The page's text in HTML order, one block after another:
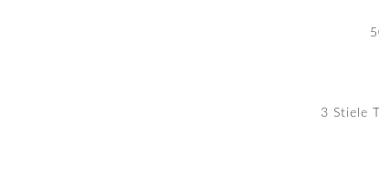
3 Stiele